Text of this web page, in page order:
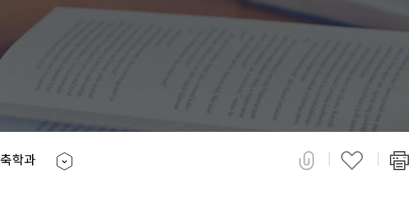
학과